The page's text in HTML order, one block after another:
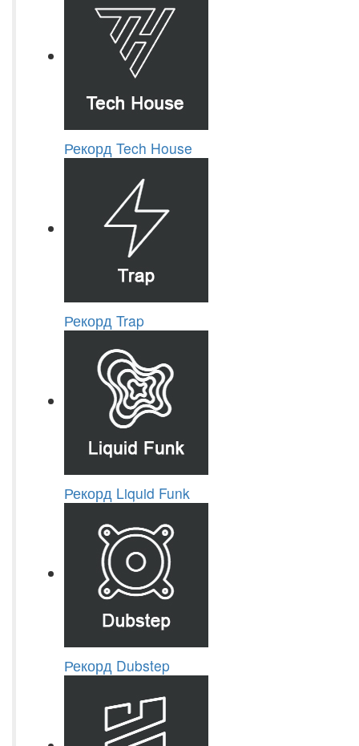
Рекорд Tech House
Рекорд Trap
Рекорд Liquid Funk
Рекорд Dubstep